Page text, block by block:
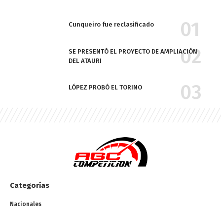
Cunqueiro fue reclasificado
SE PRESENTÓ EL PROYECTO DE AMPLIACIÓN
DEL ATAURI
LÓPEZ PROBÓ EL TORINO
Categorías
Nacionales